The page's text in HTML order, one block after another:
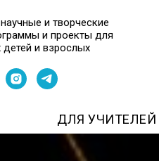
и творческие
и проекты для
и взрослых
ДЛЯ УЧИТЕЛЕЙ